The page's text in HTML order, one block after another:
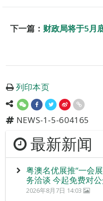
下一篇： 财政局将于5月
列印本页
NEWS-1-5-604165
最新新闻
粤澳名优展推“一会
务洽谈 今起免费对
2026年8月7日 14:03